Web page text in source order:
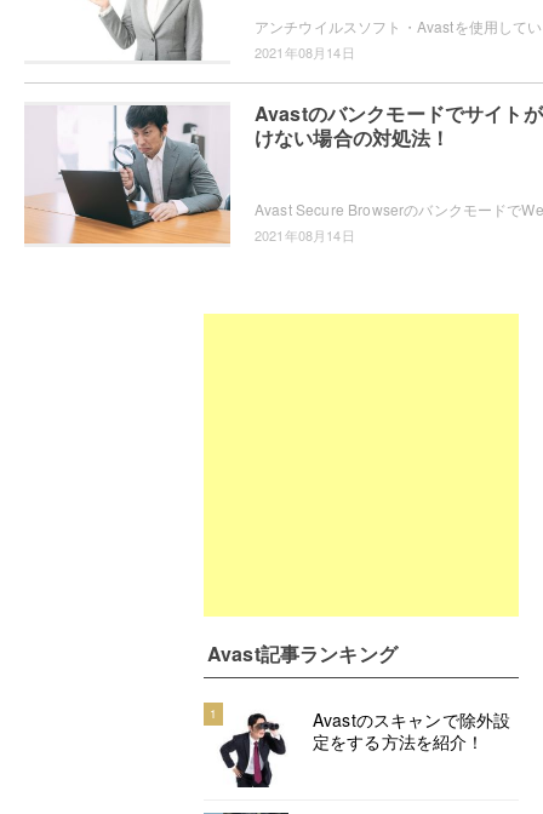
2021年08月14日
Avastのバンクモードでサイト
けない場合の対処法！
2021年08月14日
Avast記事ランキング
1
Avastのスキャンで除外設
定をする方法を紹介！